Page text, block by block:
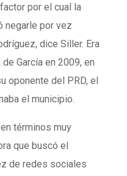
por el cual la
negarle por vez
dice Siller. Era
García en 2009, en
oponente del PRD, el
el municipio.
términos muy
que buscó el
de redes sociales